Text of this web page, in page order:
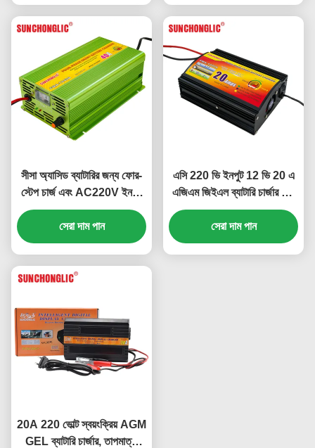
সীসা অ্যাসিড ব্যাটারির জন্য ফোর-
স্টেপ চার্জ এবং AC220V ইনপুট
সহ 40A AGM GEL ব্যাটারি
চার্জার
সেরা দাম পান
এসি 220 ভি ইনপুট 12 ভি 20 এ
এজিএম জিইএল ব্যাটারি চার্জার লিড
এসিড ব্যাটারির জন্য চার ধাপের চার্জ
সহ
সেরা দাম পান
20A 220 ভোল্ট স্বয়ংক্রিয় AGM
GEL ব্যাটারি চার্জার, তাপমাত্রা